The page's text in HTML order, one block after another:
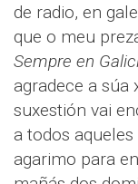
de radio, en
que o meu
Sempre en
agradece a súa
suxestión vai
a todos
agarimo para